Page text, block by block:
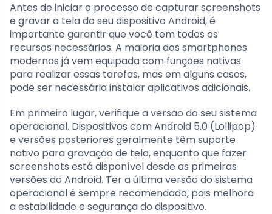
Antes de iniciar o processo de capturar screenshots
e gravar a tela do seu dispositivo Android, é
importante garantir que você tem todos os
recursos necessários. A maioria dos smartphones
modernos já vem equipada com funções nativas
para realizar essas tarefas, mas em alguns casos,
pode ser necessário instalar aplicativos adicionais.
Em primeiro lugar, verifique a versão do seu sistema
operacional. Dispositivos com Android 5.0 (Lollipop)
e versões posteriores geralmente têm suporte
nativo para gravação de tela, enquanto que fazer
screenshots está disponível desde as primeiras
versões do Android. Ter a última versão do sistema
operacional é sempre recomendado, pois melhora
a estabilidade e segurança do dispositivo.